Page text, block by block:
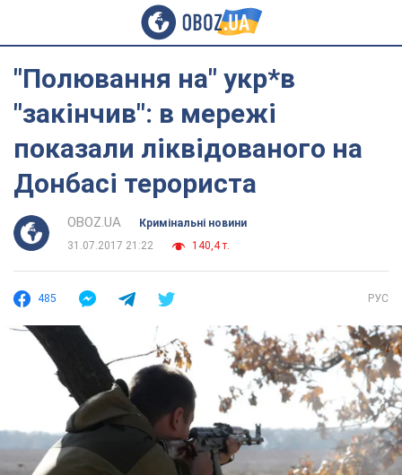
"Полювання на" укр*в
"закінчив": в мережі
показали ліквідованого на
Донбасі терориста
OBOZ.UA
Кримінальні новини
31.07.2017 21:22
140,4 т.
485 РУС